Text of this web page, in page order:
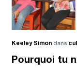
Keeley Simon dans
Pourquoi tu